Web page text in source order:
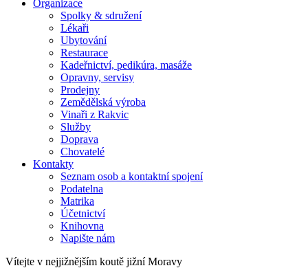
Organizace
Spolky & sdružení
Lékaři
Ubytování
Restaurace
Kadeřnictví, pedikúra, masáže
Opravny, servisy
Prodejny
Zemědělská výroba
Vinaři z Rakvic
Služby
Doprava
Chovatelé
Kontakty
Seznam osob a kontaktní spojení
Podatelna
Matrika
Účetnictví
Knihovna
Napište nám
Vítejte v nejjižnějším koutě jižní Moravy